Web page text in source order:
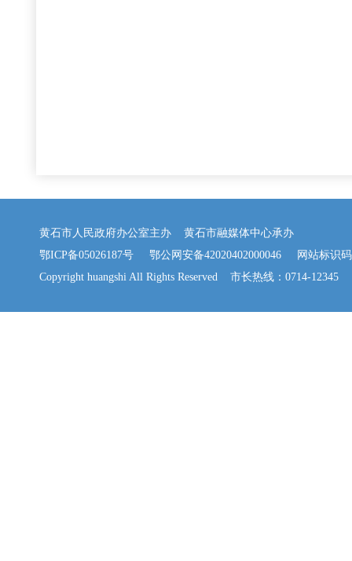
黄石市人民政府办公室主办 黄石市融媒体中心承办
鄂ICP备05026187号
鄂公网安备42020402000046 网站标识码
Copyright huangshi All Rights Reserved 市长热线：0714-12345